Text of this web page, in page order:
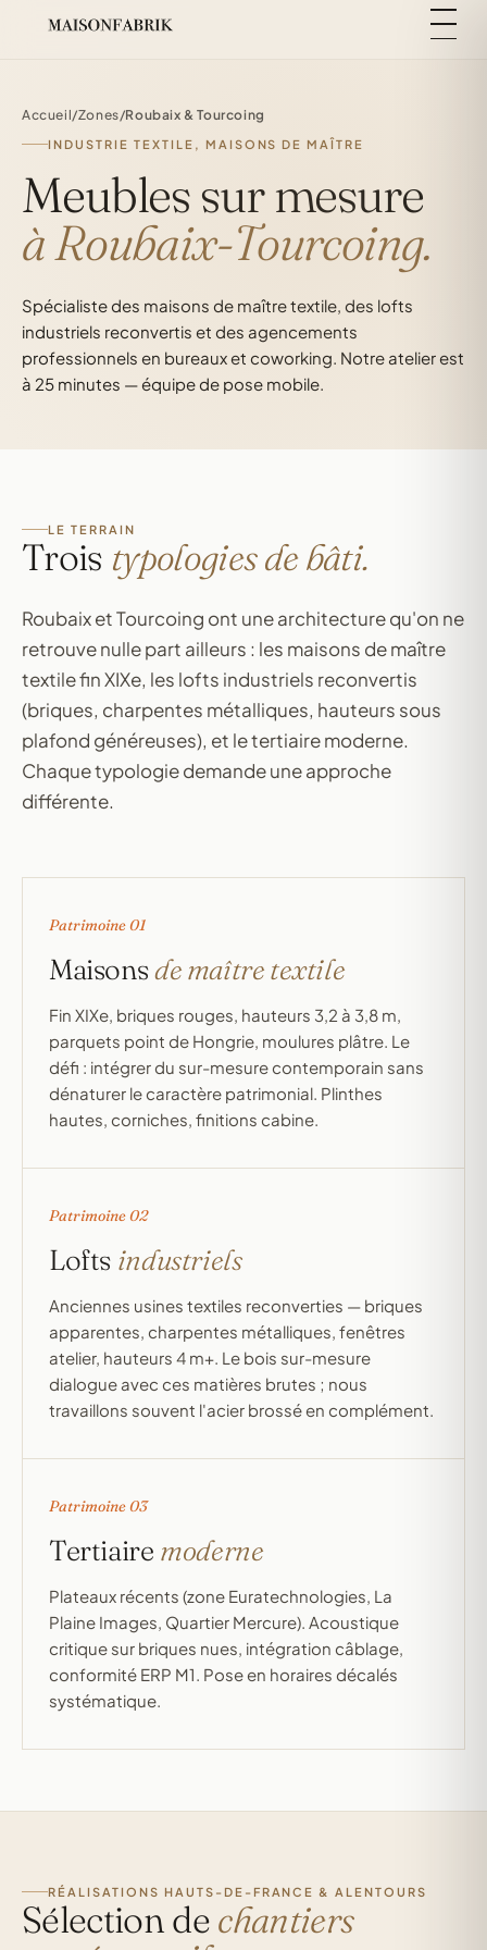
Accueil/Zones/Roubaix & Tourcoing
INDUSTRIE TEXTILE, MAISONS DE MAÎTRE
Meubles sur mesure
à Roubaix-Tourcoing.
Spécialiste des maisons de maître textile, des lofts
industriels reconvertis et des agencements
professionnels en bureaux et coworking. Notre atelier est
à 25 minutes — équipe de pose mobile.
LE TERRAIN
Trois typologies de bâti.
Roubaix et Tourcoing ont une architecture qu'on ne
retrouve nulle part ailleurs : les maisons de maître
textile fin XIXe, les lofts industriels reconvertis
(briques, charpentes métalliques, hauteurs sous
plafond généreuses), et le tertiaire moderne.
Chaque typologie demande une approche
différente.
Patrimoine 01
Maisonsde maître textile
Fin XIXe, briques rouges, hauteurs 3,2 à 3,8 m,
parquets point de Hongrie, moulures plâtre. Le
défi : intégrer du sur-mesure contemporain sans
dénaturer le caractère patrimonial. Plinthes
hautes, corniches, finitions cabine.
Patrimoine 02
Lofts industriels
Anciennes usines textiles reconverties — briques
apparentes, charpentes métalliques, fenêtres
atelier, hauteurs 4 m+. Le bois sur-mesure
dialogue avec ces matières brutes ; nous
travaillons souvent l'acier brossé en complément.
Patrimoine 03
Tertiaire moderne
Plateaux récents (zone Euratechnologies, La
Plaine Images, Quartier Mercure). Acoustique
critique sur briques nues, intégration câblage,
conformité ERP M1. Pose en horaires décalés
systématique.
RÉALISATIONS HAUTS-DE-FRANCE & ALENTOURS
Sélection dechantiers